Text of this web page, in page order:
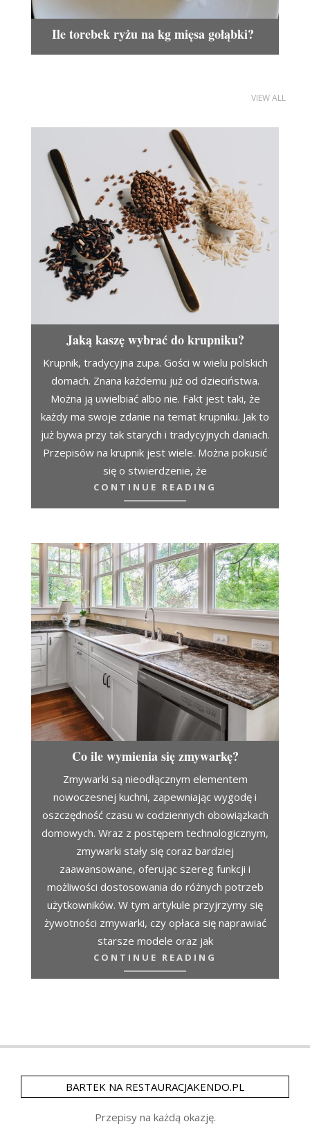
Ile torebek ryżu na kg mięsa gołąbki?
VIEW ALL
Jaką kaszę wybrać do krupniku?
Krupnik, tradycyjna zupa. Gości w wielu polskich
domach. Znana każdemu już od dzieciństwa.
Można ją uwielbiać albo nie. Fakt jest taki, że
każdy ma swoje zdanie na temat krupniku. Jak to
już bywa przy tak starych i tradycyjnych daniach.
Przepisów na krupnik jest wiele. Można pokusić
się o stwierdzenie, że
CONTINUE READING
Co ile wymienia się zmywarkę?
Zmywarki są nieodłącznym elementem
nowoczesnej kuchni, zapewniając wygodę i
oszczędność czasu w codziennych obowiązkach
domowych. Wraz z postępem technologicznym,
zmywarki stały się coraz bardziej
zaawansowane, oferując szereg funkcji i
możliwości dostosowania do różnych potrzeb
użytkowników. W tym artykule przyjrzymy się
żywotności zmywarki, czy opłaca się naprawiać
starsze modele oraz jak
CONTINUE READING
BARTEK NA RESTAURACJAKENDO.PL
Przepisy na każdą okazję.